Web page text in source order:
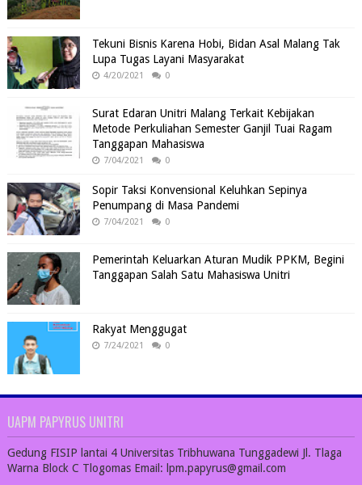
Tekuni Bisnis Karena Hobi, Bidan Asal Malang Tak
Lupa Tugas Layani Masyarakat
4/20/2021 0
Surat Edaran Unitri Malang Terkait Kebijakan
Metode Perkuliahan Semester Ganjil Tuai Ragam
Tanggapan Mahasiswa
7/04/2021 0
Sopir Taksi Konvensional Keluhkan Sepinya
Penumpang di Masa Pandemi
7/04/2021 0
Pemerintah Keluarkan Aturan Mudik PPKM, Begini
Tanggapan Salah Satu Mahasiswa Unitri
Rakyat Menggugat
7/24/2021 0
UAPM PAPYRUS UNITRI
Gedung FISIP lantai 4 Universitas Tribhuwana Tunggadewi Jl. Tlaga
Warna Block C Tlogomas Email: lpm.papyrus@gmail.com